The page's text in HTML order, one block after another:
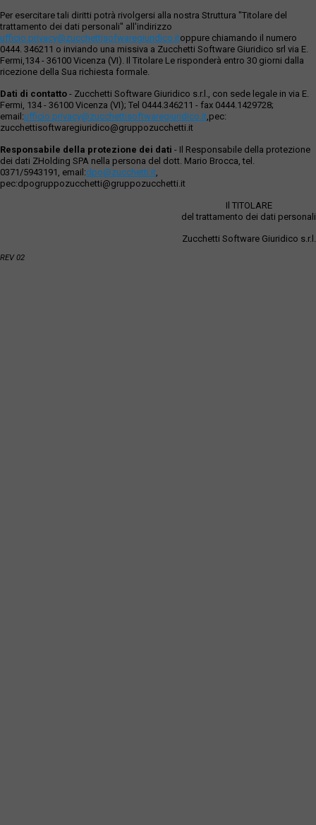
Per esercitare tali diritti potrà rivolgersi alla nostra Struttura "Titolare del
trattamento dei dati personali" all'indirizzo
ufficio.privacy@zucchettisofwaregiuridico.itoppure chiamando il numero
0444. 346211 o inviando una missiva a Zucchetti Software Giuridico srl via E.
Fermi,134 - 36100 Vicenza (VI). Il Titolare Le risponderà entro 30 giorni dalla
ricezione della Sua richiesta formale.
Dati di contatto - Zucchetti Software Giuridico s.r.l., con sede legale in via E.
Fermi, 134 - 36100 Vicenza (VI); Tel 0444.346211 - fax 0444.1429728;
email:ufficio.privacy@zucchettisoftwaregiuridico.it,pec:
zucchettisoftwaregiuridico@gruppozucchetti.it
Responsabile della protezione dei dati - Il Responsabile della protezione
dei dati ZHolding SPA nella persona del dott. Mario Brocca, tel.
0371/5943191, email:dpo@zucchetti.it,
pec:dpogruppozucchetti@gruppozucchetti.it
Il TITOLARE
del trattamento dei dati personali
Zucchetti Software Giuridico s.r.l.
REV 02